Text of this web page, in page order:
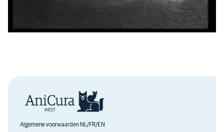
Algemene voorwaarden NL/FR/EN